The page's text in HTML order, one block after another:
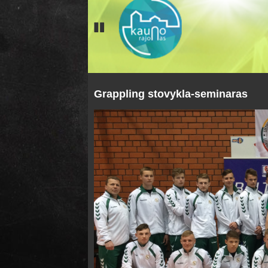
Grappling stovykla-seminaras